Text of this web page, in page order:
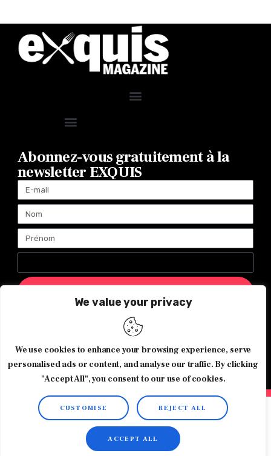
We value your privacy
We use cookies to enhance your browsing experience, serve
personalised ads or content, and analyse our traffic. By clicking
"Accept All", you consent to our use of cookies.
CUSTOMISE REJECT ALL
ACCEPT ALL
Abonnez-vous gratuitement à la
newsletter EXQUIS
Magazine Exquis© 2026 Tous droits réservés -Made with ♥️
byAgence de communication JOUR J